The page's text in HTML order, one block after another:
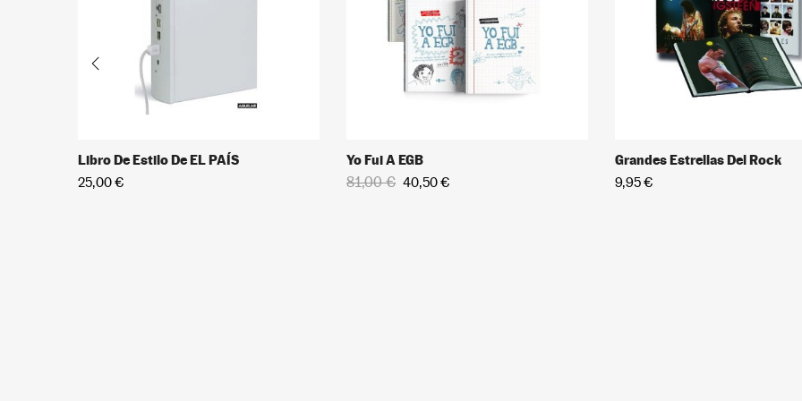
Yo Fui A EGB
81,00 €
Grandes Estrellas Del Rock
9,95 €
Martínez Corta Crianza
47,70 €